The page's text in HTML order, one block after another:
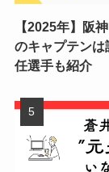
【2025年】阪
のキャプテンは
任選手も紹介